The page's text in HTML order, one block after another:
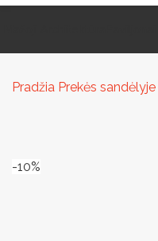
Pradžia Prekės sandėlyje
-10%